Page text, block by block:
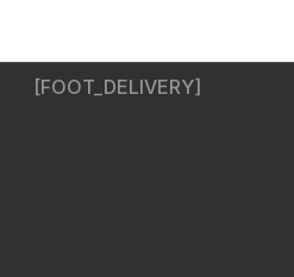
[FOOT_DELIVERY]